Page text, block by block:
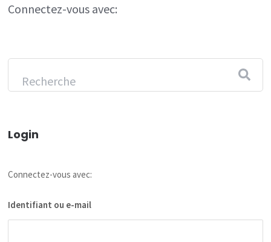
Connectez-vous avec:
Login
Connectez-vous avec:
Identifiant ou e-mail